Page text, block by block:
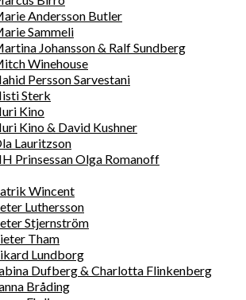
Andersson Butler
Sammeli
Johansson & Ralf Sundberg
Winehouse
Persson Sarvestani
Sterk
Kino
Kino & David Kushner
Lauritzson
Prinsessan Olga Romanoff
Wincent
Luthersson
Stjernström
Tham
Lundborg
Dufberg & Charlotta Flinkenberg
Bråding